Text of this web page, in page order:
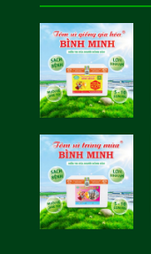
Hóa Bình
Minh